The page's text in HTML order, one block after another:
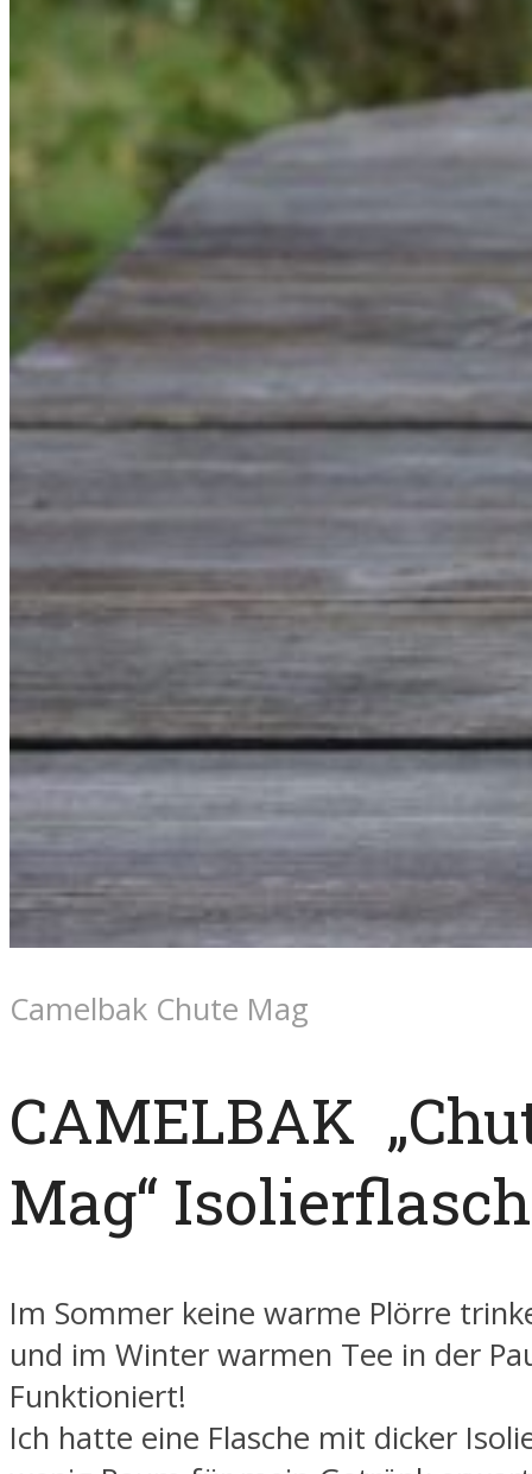
Camelbak Chute Mag
CAMELBAK
Mag“
Im Sommer keine warme Plörre
und im Winter warmen Tee in der
Funktioniert!
Ich hatte eine Flasche mit dicker